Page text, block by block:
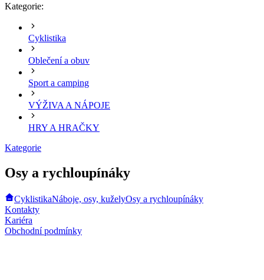
Kategorie:
Cyklistika
Oblečení a obuv
Sport a camping
VÝŽIVA A NÁPOJE
HRY A HRAČKY
Kategorie
Osy a rychloupínáky
CyklistikaNáboje, osy, kuželyOsy a rychloupínáky
Kontakty
Kariéra
Obchodní podmínky